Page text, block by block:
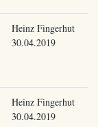
Heinz Fingerhut
30.04.2019
Heinz Fingerhut
30.04.2019